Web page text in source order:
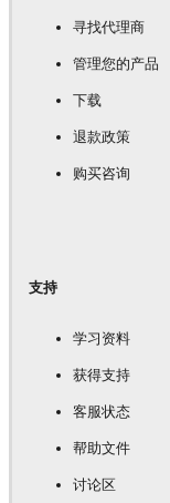
寻找代理商
管理您的产品
下载
退款政策
购买咨询
支持
学习资料
获得支持
客服状态
帮助文件
讨论区